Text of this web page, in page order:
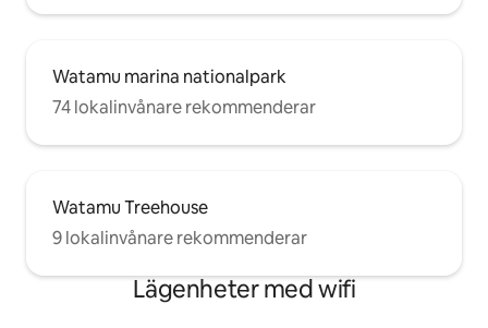
Watamu marina nationalpark
74 lokalinvånare rekommenderar
Watamu Treehouse
9 lokalinvånare rekommenderar
Lägenheter med wifi